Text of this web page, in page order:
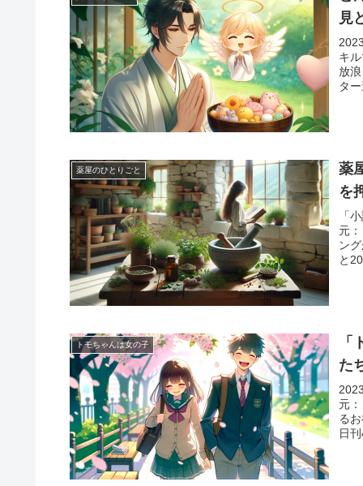
見
キ
放
タ
薬屋のひとりごと
薬
を
「
元
ン
と
トモちゃんは女の子
た
元
る
日